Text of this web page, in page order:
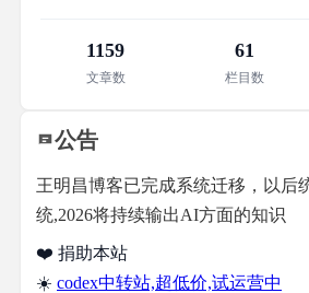
1159
文章数
61
栏目数
公告
王明昌博客已完成系统迁移，以后
统,2026将持续输出AI方面的知识
❤️ 捐助本站
☀️ codex中转站,超低价,试运营中